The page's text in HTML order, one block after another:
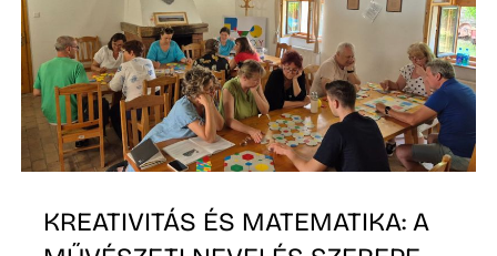
KREATIVITÁS ÉS MATEMATIKA: A